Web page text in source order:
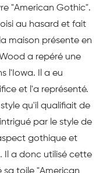
"American Gothic".
au hasard et fait
maison présente en
a repéré une
l'Iowa. Il a eu
et l'a représenté.
qu'il qualifiait de
par le style de
gothique et
Il a donc utilisé cette